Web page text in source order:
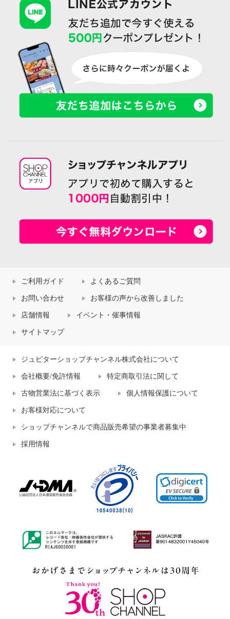
ご利用ガイド よくあるご質問
お問い合わせ お客様の声から改善しました
店舗情報 イベント・催事情報
サイトマップ
ジュピターショップチャンネル株式会社について
会社概要/免許情報 特定商取引法に関して
古物営業法に基づく表示 個人情報保護について
お客様対応について
ショップチャンネルで商品販売希望の事業者募集中
採用情報